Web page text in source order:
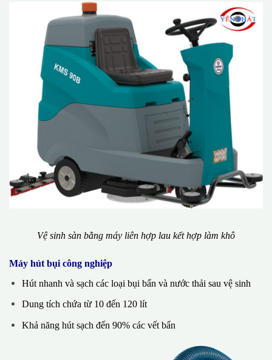
Vệ sinh sàn bằng máy liên hợp lau kết hợp làm khô
Máy hút bụi công nghiệp
Hút nhanh và sạch các loại bụi bẩn và nước thải sau vệ sinh
Dung tích chứa từ 10 đến 120 lít
Khả năng hút sạch đến 90% các vết bẩn